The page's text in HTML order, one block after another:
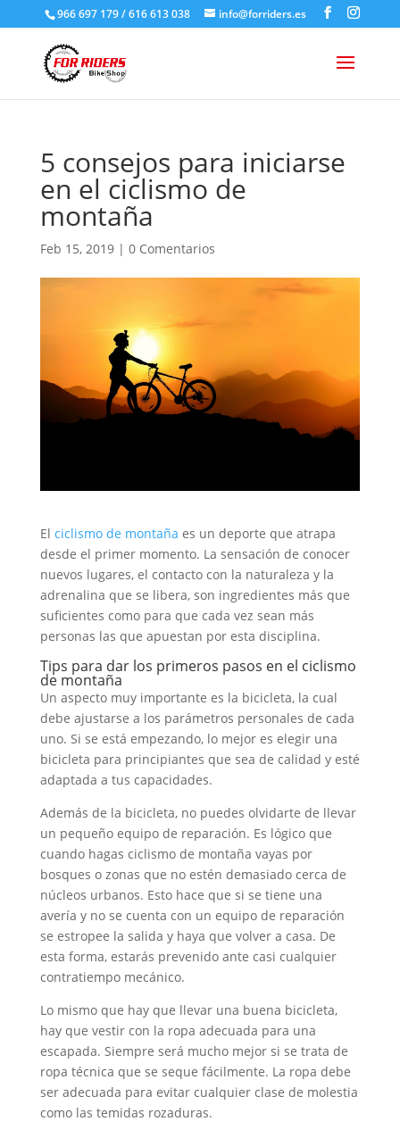
966 697 179 / 616 613 038 info@forriders.es
5 consejos para iniciarse
en el ciclismo de
montaña
Feb 15, 2019| 0 Comentarios
El ciclismo de montaña es un deporte que atrapa
desde el primer momento. La sensación de conocer
nuevos lugares, el contacto con la naturaleza y la
adrenalina que se libera, son ingredientes más que
suficientes como para que cada vez sean más
personas las que apuestan por esta disciplina.
Tips para dar los primeros pasos en el ciclismo
de montaña
Un aspecto muy importante es la bicicleta, la cual
debe ajustarse a los parámetros personales de cada
uno. Si se está empezando, lo mejor es elegir una
bicicleta para principiantes que sea de calidad y esté
adaptada a tus capacidades.
Además de la bicicleta, no puedes olvidarte de llevar
un pequeño equipo de reparación. Es lógico que
cuando hagas ciclismo de montaña vayas por
bosques o zonas que no estén demasiado cerca de
núcleos urbanos. Esto hace que si se tiene una
avería y no se cuenta con un equipo de reparación
se estropee la salida y haya que volver a casa. De
esta forma, estarás prevenido ante casi cualquier
contratiempo mecánico.
Lo mismo que hay que llevar una buena bicicleta,
hay que vestir con la ropa adecuada para una
escapada. Siempre será mucho mejor si se trata de
ropa técnica que se seque fácilmente. La ropa debe
ser adecuada para evitar cualquier clase de molestia
como las temidas rozaduras.